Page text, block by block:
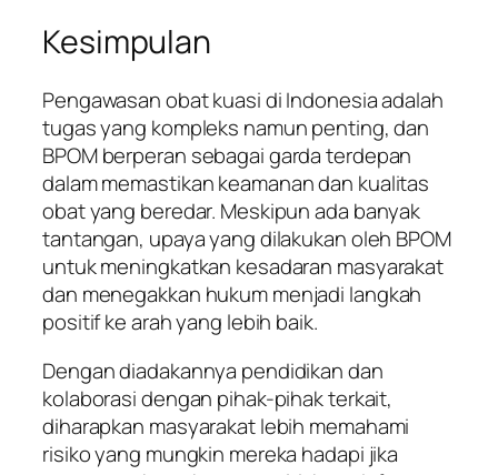
Kesimpulan
Pengawasan obat kuasi di Indonesia adalah
tugas yang kompleks namun penting, dan
BPOM berperan sebagai garda terdepan
dalam memastikan keamanan dan kualitas
obat yang beredar. Meskipun ada banyak
tantangan, upaya yang dilakukan oleh BPOM
untuk meningkatkan kesadaran masyarakat
dan menegakkan hukum menjadi langkah
positif ke arah yang lebih baik.
Dengan diadakannya pendidikan dan
kolaborasi dengan pihak-pihak terkait,
diharapkan masyarakat lebih memahami
risiko yang mungkin mereka hadapi jika